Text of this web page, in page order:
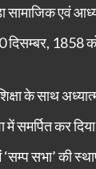
सामाजिक एवं
दिसम्बर, 1858
के साथ
समर्पित कर
सभा’ की